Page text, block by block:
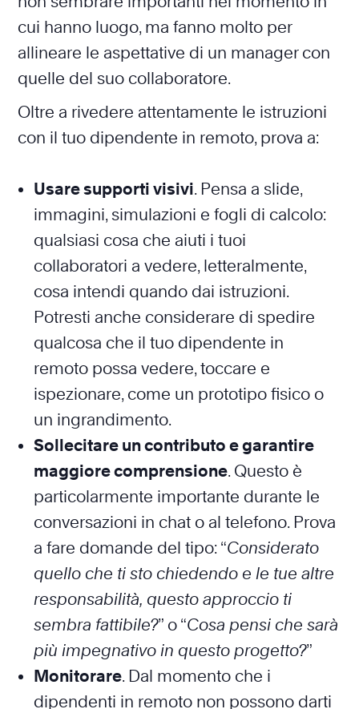
cui hanno luogo, ma fanno molto per
allineare le aspettative di un manager con
quelle del suo collaboratore.
Oltre a rivedere attentamente le istruzioni
con il tuo dipendente in remoto, prova a:
Usare supporti visivi. Pensa a slide,
immagini, simulazioni e fogli di calcolo:
qualsiasi cosa che aiuti i tuoi
collaboratori a vedere, letteralmente,
cosa intendi quando dai istruzioni.
Potresti anche considerare di spedire
qualcosa che il tuo dipendente in
remoto possa vedere, toccare e
ispezionare, come un prototipo fisico o
un ingrandimento.
Sollecitare un contributo e garantire
maggiore comprensione. Questo è
particolarmente importante durante le
conversazioni in chat o al telefono. Prova
a fare domande del tipo: “Considerato
quello che ti sto chiedendo e le tue altre
responsabilità, questo approccio ti
sembra fattibile?” o “Cosa pensi che sarà
più impegnativo in questo progetto?”
Monitorare. Dal momento che i
dipendenti in remoto non possono darti